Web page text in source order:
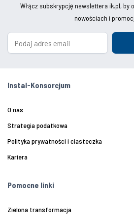
Włącz subskrypcję newslettera ik.pl, by
nowościach i
Instal-Konsorcjum
O nas
Strategia podatkowa
Polityka prywatności i ciasteczka
Kariera
Pomocne linki
Zielona transformacja